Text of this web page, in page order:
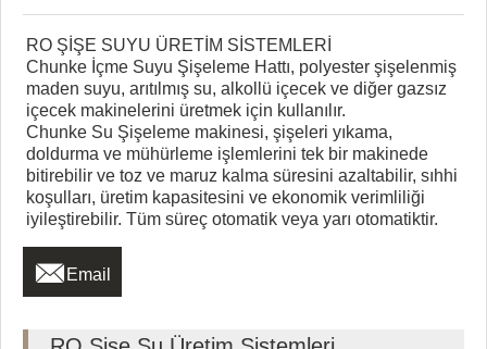
RO ŞİŞE SUYU ÜRETİM SİSTEMLERİ
Chunke İçme Suyu Şişeleme Hattı, polyester şişelenmiş
maden suyu, arıtılmış su, alkollü içecek ve diğer gazsız
içecek makinelerini üretmek için kullanılır.
Chunke Su Şişeleme makinesi, şişeleri yıkama,
doldurma ve mühürleme işlemlerini tek bir makinede
bitirebilir ve toz ve maruz kalma süresini azaltabilir, sıhhi
koşulları, üretim kapasitesini ve ekonomik verimliliği
iyileştirebilir. Tüm süreç otomatik veya yarı otomatiktir.
 Email